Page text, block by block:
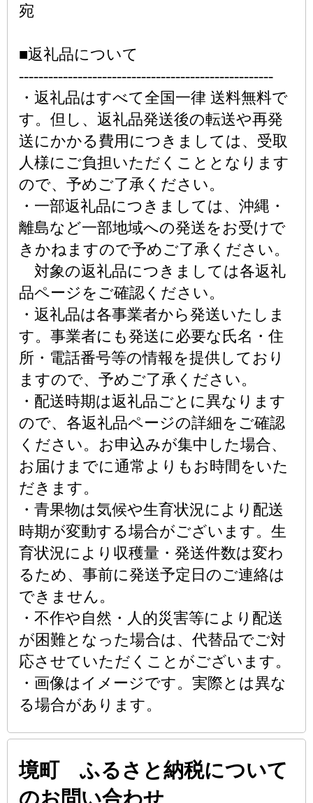
宛
■返礼品について
----------------------------------------------------
・返礼品はすべて全国一律 送料無料で
す。但し、返礼品発送後の転送や再発
送にかかる費用につきましては、受取
人様にご負担いただくこととなります
ので、予めご了承ください。
・一部返礼品につきましては、沖縄・
離島など一部地域への発送をお受けで
きかねますので予めご了承ください。
対象の返礼品につきましては各返礼
品ページをご確認ください。
・返礼品は各事業者から発送いたしま
す。事業者にも発送に必要な氏名・住
所・電話番号等の情報を提供しており
ますので、予めご了承ください。
・配送時期は返礼品ごとに異なります
ので、各返礼品ページの詳細をご確認
ください。お申込みが集中した場合、
お届けまでに通常よりもお時間をいた
だきます。
・青果物は気候や生育状況により配送
時期が変動する場合がございます。生
育状況により収穫量・発送件数は変わ
るため、事前に発送予定日のご連絡は
できません。
・不作や自然・人的災害等により配送
が困難となった場合は、代替品でご対
応させていただくことがございます。
・画像はイメージです。実際とは異な
る場合があります。
境町 ふるさと納税について
のお問い合わせ